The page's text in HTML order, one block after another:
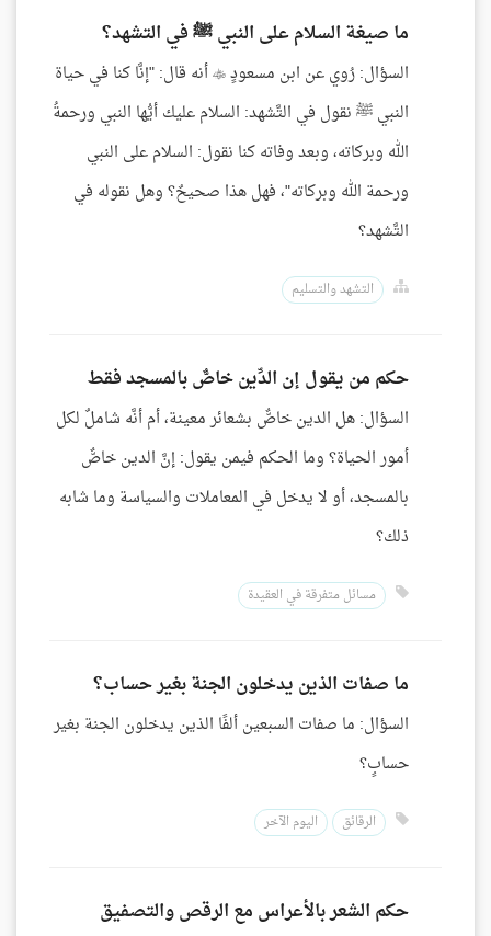
ما صيغة السلام على النبي ﷺ في التشهد؟
السؤال: رُوي عن ابن مسعودٍ  أنه قال: "إنَّا كنا في حياة
النبي ﷺ نقول في التَّشهد: السلام عليك أيُّها النبي ورحمةُ
الله وبركاته، وبعد وفاته كنا نقول: السلام على النبي
ورحمة الله وبركاته"، فهل هذا صحيحٌ؟ وهل نقوله في
التَّشهد؟
التشهد والتسليم
حكم من يقول إن الدِّين خاصٌّ بالمسجد فقط
السؤال: هل الدين خاصٌّ بشعائر معينة، أم أنَّه شاملٌ لكل
أمور الحياة؟ وما الحكم فيمن يقول: إنَّ الدين خاصٌّ
بالمسجد، أو لا يدخل في المعاملات والسياسة وما شابه
ذلك؟
مسائل متفرقة في العقيدة
ما صفات الذين يدخلون الجنة بغير حساب؟
السؤال: ما صفات السبعين ألفًا الذين يدخلون الجنة بغير
حسابٍ؟
الرقائق اليوم الآخر
حكم الشعر بالأعراس مع الرقص والتصفيق